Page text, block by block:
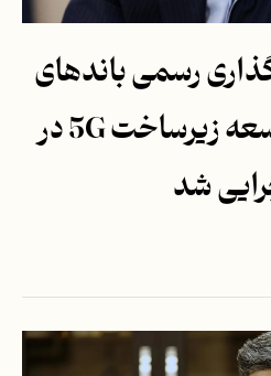
رسمی باندهای
فرکانسی جدید، توسعه زیرساخت 5G در
شد